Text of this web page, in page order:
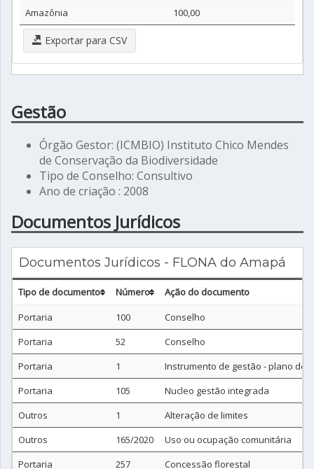
Amazônia
100,00
Exportar para CSV
Gestão
Órgão Gestor: (ICMBIO) Instituto Chico Mendes
de Conservação da Biodiversidade
Tipo de Conselho: Consultivo
Ano de criação : 2008
Documentos Jurídicos
Documentos Jurídicos - FLONA do Amapá
Tipo de documento Número
Ação do documento
Portaria
100
Conselho
Portaria
52
Conselho
Portaria
1
Instrumento de gestão - plano de
Portaria
105
Nucleo gestão integrada
Outros
1
Alteração de limites
Outros
165/2020
Uso ou ocupação comunitária
Portaria
257 Concessão florestal